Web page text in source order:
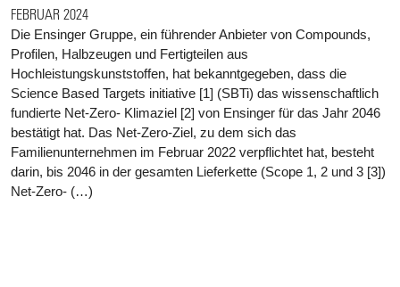
FEBRUAR 2024
Die Ensinger Gruppe, ein führender Anbieter von Compounds,
Profilen, Halbzeugen und Fertigteilen aus
Hochleistungskunststoffen, hat bekanntgegeben, dass die
Science Based Targets initiative [1] (SBTi) das wissenschaftlich
fundierte Net-Zero- Klimaziel [2] von Ensinger für das Jahr 2046
bestätigt hat. Das Net-Zero-Ziel, zu dem sich das
Familienunternehmen im Februar 2022 verpflichtet hat, besteht
darin, bis 2046 in der gesamten Lieferkette (Scope 1, 2 und 3 [3])
Net-Zero- (…)